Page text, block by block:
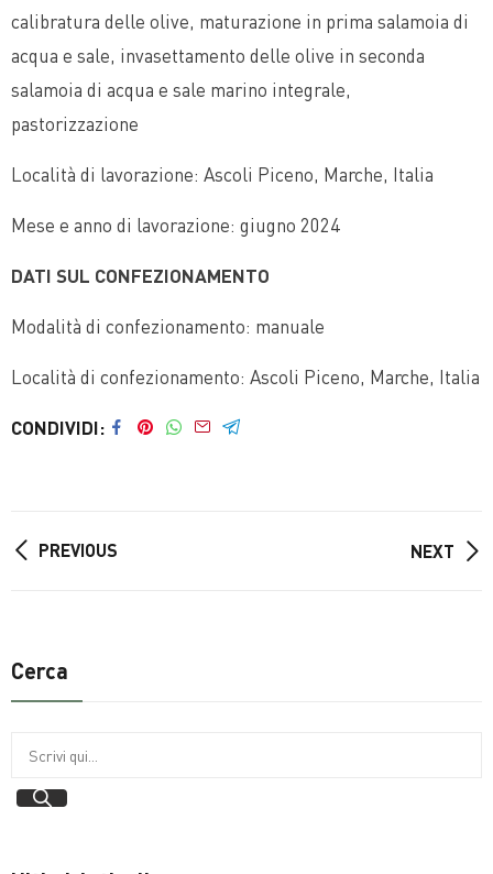
calibratura delle olive, maturazione in prima salamoia di
acqua e sale, invasettamento delle olive in seconda
salamoia di acqua e sale marino integrale,
pastorizzazione
Località di lavorazione: Ascoli Piceno, Marche, Italia
Mese e anno di lavorazione: giugno 2024
DATI SUL CONFEZIONAMENTO
Modalità di confezionamento: manuale
Località di confezionamento: Ascoli Piceno, Marche, Italia
CONDIVIDI
PREVIOUS NEXT
Cerca